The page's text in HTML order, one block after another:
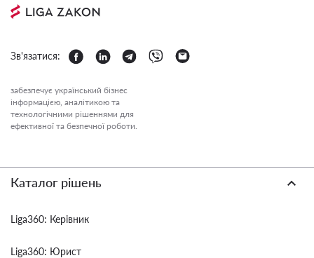
Зв'язатися:
забезпечує український бізнес
інформацією, аналітикою та
технологічними рішеннями для
ефективної та безпечної роботи.
Каталог рішень
Liga360: Керівник
Liga360: Юрист